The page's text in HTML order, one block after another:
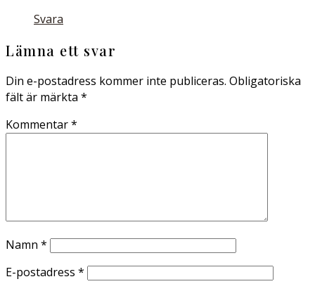
Svara
Lämna ett svar
Din e-postadress kommer inte publiceras. Obligatoriska
fält är märkta *
Kommentar*
Namn *
E-postadress *